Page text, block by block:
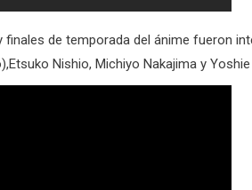
de temporada del ánime fueron
Nishio, Michiyo Nakajima y